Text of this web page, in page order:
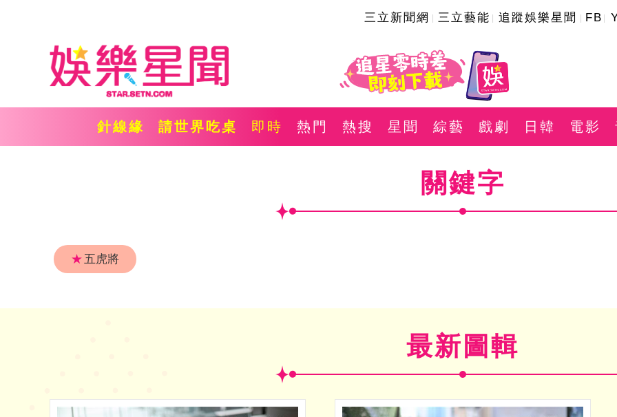
三立新聞網 三立藝能 追蹤娛樂星聞 FB
針線緣 請世界吃桌 即時 熱門 熱搜 星聞 綜藝 戲劇 日韓 電影
關鍵字
★五虎將
最新圖輯